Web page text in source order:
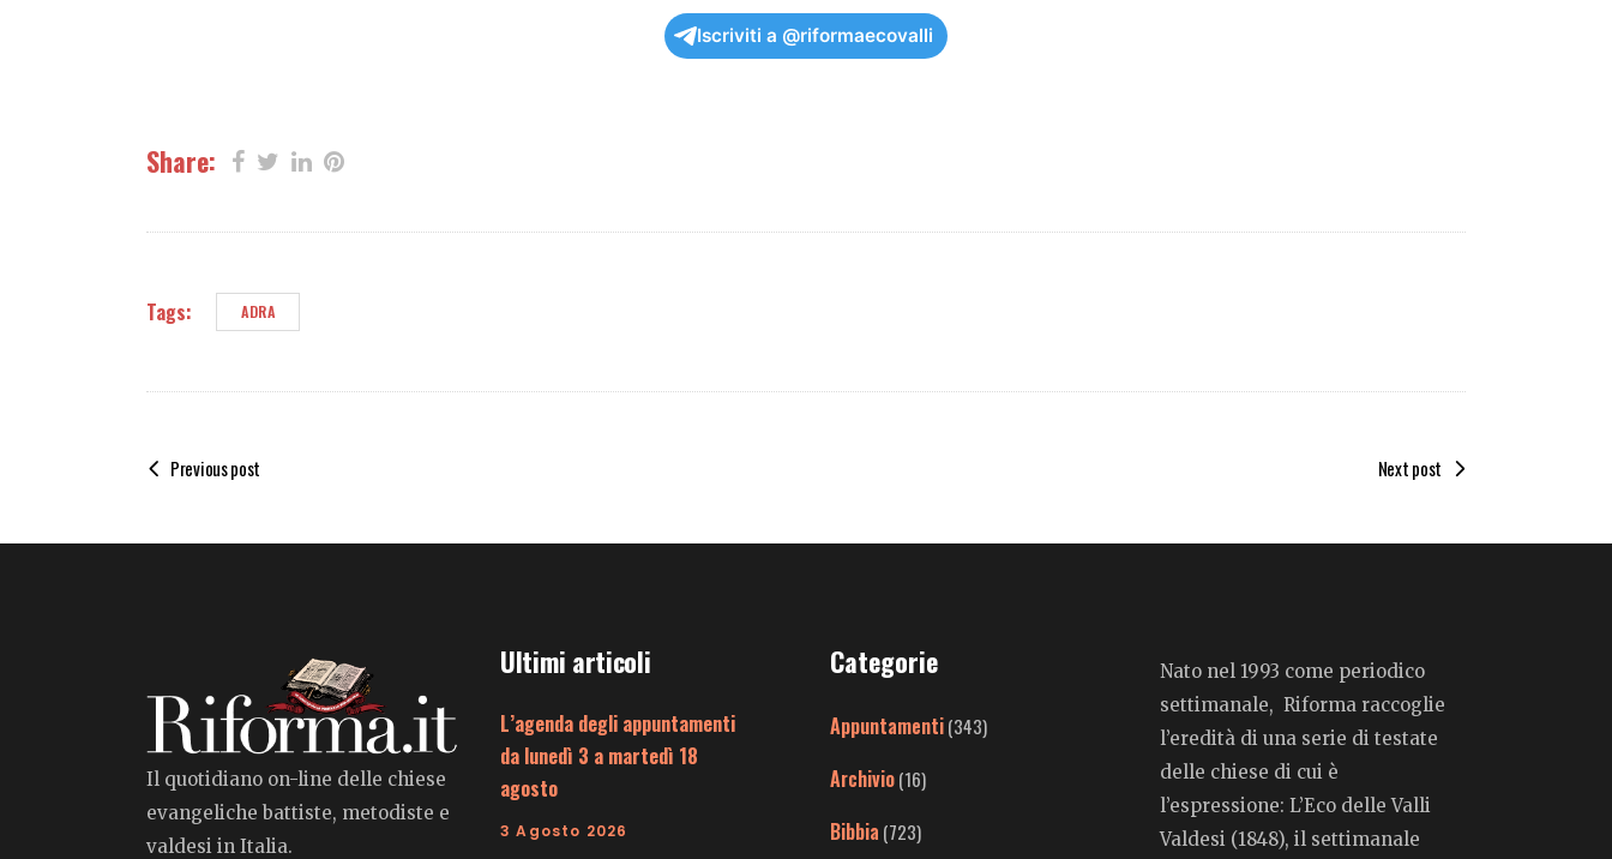
Iscriviti a @riformaecovalli
Share:
Tags: ADRA
Previous post Next post
Il quotidiano on-line delle chiese
evangeliche battiste, metodiste e
valdesi in Italia.
Ultimi articoli
L’agenda degli appuntamenti
da lunedì 3 a martedì 18
agosto
3 Agosto 2026
Categorie
Appuntamenti(343)
Archivio(16)
Bibbia (723)
Nato nel 1993 come periodico
settimanale, Riforma raccoglie
l’eredità di una serie di testate
delle chiese di cui è
l’espressione: L’Eco delle Valli
Valdesi (1848), il settimanale